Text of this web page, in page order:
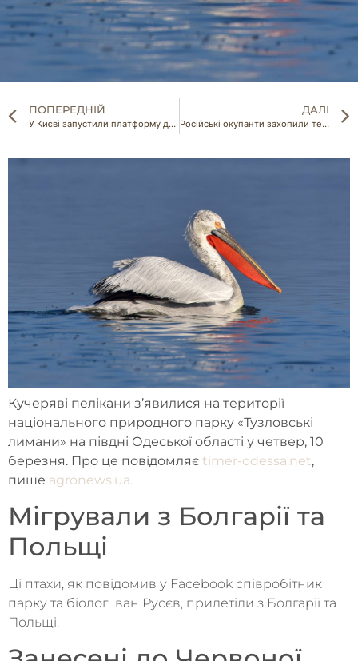
ПОПЕРЕДНІЙ
У Києві запустили платформу для підключення інтернету в укриттях
ДАЛІ
Російські окупанти захопили техпарк HarvEast
Кучеряві пелікани з’явилися на території
національного природного парку «Тузловські
лимани» на півдні Одеської області у четвер, 10
березня. Про це повідомляє timer-odessa.net,
пише agronews.ua.
Мігрували з Болгарії та
Польщі
Ці птахи, як повідомив у Facebook співробітник
парку та біолог Іван Русєв, прилетіли з Болгарії та
Польщі.